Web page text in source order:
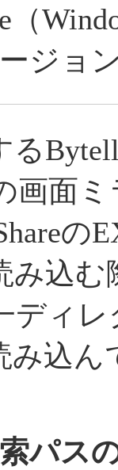
（
ジョ
画面
の
み込む
ディ
み込ん
パス